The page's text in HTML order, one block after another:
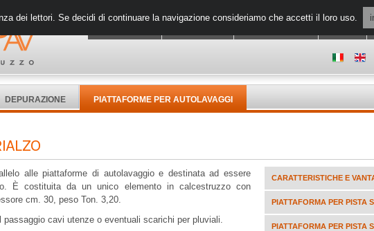
L' AZIENDA PRODOTTI DOVE SIAMO NEWS
DEPURAZIONE PIATTAFORME PER AUTOLAVAGGI
alle piattaforme di autolavaggio e destinata ad essere
È costituita da un unico elemento in calcestruzzo con
spessore cm. 30, peso Ton. 3,20.
passaggio cavi utenze o eventuali scarichi per pluviali.
CARATTERISTICHE E
PIATTAFORMA PER PISTA
PIATTAFORMA PER PISTA
dei lettori. Se decidi di continuare la navigazione consideriamo che accetti il loro uso.